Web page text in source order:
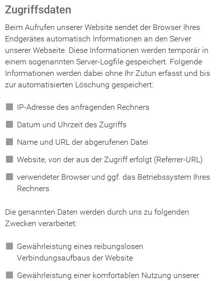
Zugriffsdaten
Beim Aufrufen unserer Website sendet der Browser Ihres
Endgerätes automatisch Informationen an den Server
unserer Webseite. Diese Informationen werden temporär in
einem sogenannten Server-Logfile gespeichert. Folgende
Informationen werden dabei ohne Ihr Zutun erfasst und bis
zur automatisierten Löschung gespeichert:
IP-Adresse des anfragenden Rechners
Datum und Uhrzeit des Zugriffs
Name und URL der abgerufenen Datei
Website, von der aus der Zugriff erfolgt (Referrer-URL)
verwendeter Browser und ggf. das Betriebssystem Ihres
Rechners
Die genannten Daten werden durch uns zu folgenden
Zwecken verarbeitet:
Gewährleistung eines reibungslosen
Verbindungsaufbaus der Website
Gewährleistung einer komfortablen Nutzung unserer